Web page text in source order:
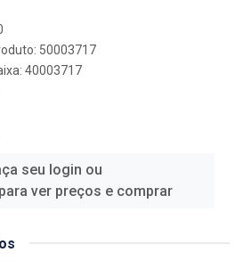
50003717
40003717
seu login ou
ver preços e comprar